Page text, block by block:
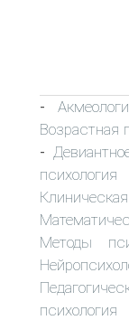
-
Возрастная
-
психология
Методы
психология